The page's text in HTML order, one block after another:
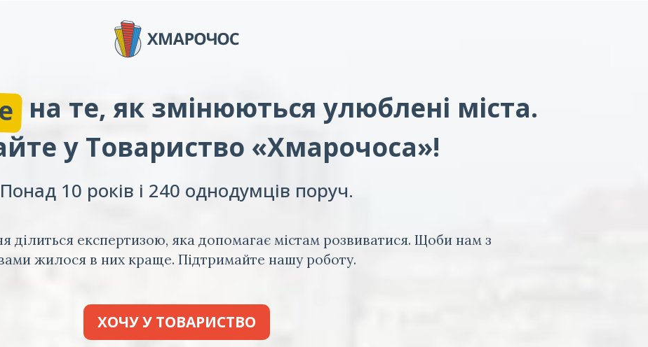
на те, як змінюються улюблені міста.
у Товариство «Хмарочоса»!
Понад 10 років і 240 однодумців поруч.
ділиться експертизою, яка допомагає містам розвиватися. Щоби нам з
жилося в них краще. Підтримайте нашу роботу.
ХОЧУ У ТОВАРИСТВО